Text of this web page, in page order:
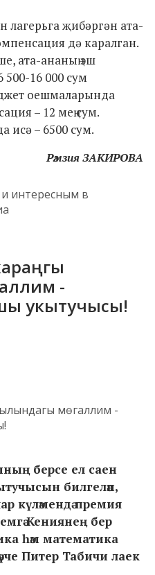
лагерьга җибәргән ата-
дә каралган.
ата-ананың эш
16 000 сум
оешмаларында
– 12 мең сум.
исә – 6500 сум.
Рәмзия ЗАКИРОВА
интересным в
-
укытучысы!
берсе ел саен
билгеләп,
күләмендә премия
Кениянең бер
һәм математика
Питер Табичи лаек